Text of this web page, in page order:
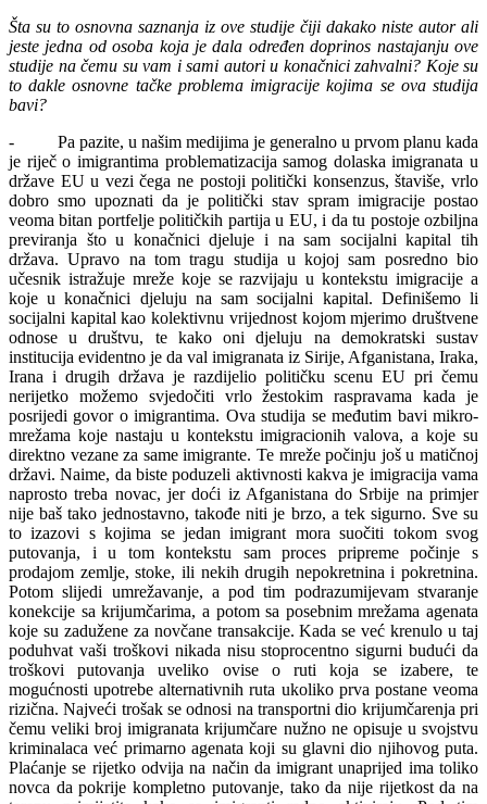
Šta su to osnovna saznanja iz ove studije čiji dakako niste autor ali
jeste jedna od osoba koja je dala određen doprinos nastajanju ove
studije na čemu su vam i sami autori u konačnici zahvalni? Koje su
to dakle osnovne tačke problema imigracije kojima se ova studija
bavi?
- Pa pazite, u našim medijima je generalno u prvom planu kada
je riječ o imigrantima problematizacija samog dolaska imigranata u
države EU u vezi čega ne postoji politički konsenzus, štaviše, vrlo
dobro smo upoznati da je politički stav spram imigracije postao
veoma bitan portfelje političkih partija u EU, i da tu postoje ozbiljna
previranja što u konačnici djeluje i na sam socijalni kapital tih
država. Upravo na tom tragu studija u kojoj sam posredno bio
učesnik istražuje mreže koje se razvijaju u kontekstu imigracije a
koje u konačnici djeluju na sam socijalni kapital. Definišemo li
socijalni kapital kao kolektivnu vrijednost kojom mjerimo društvene
odnose u društvu, te kako oni djeluju na demokratski sustav
institucija evidentno je da val imigranata iz Sirije, Afganistana, Iraka,
Irana i drugih država je razdijelio političku scenu EU pri čemu
nerijetko možemo svjedočiti vrlo žestokim raspravama kada je
posrijedi govor o imigrantima. Ova studija se međutim bavi mikro-
mrežama koje nastaju u kontekstu imigracionih valova, a koje su
direktno vezane za same imigrante. Te mreže počinju još u matičnoj
državi. Naime, da biste poduzeli aktivnosti kakva je imigracija vama
naprosto treba novac, jer doći iz Afganistana do Srbije na primjer
nije baš tako jednostavno, takođe niti je brzo, a tek sigurno. Sve su
to izazovi s kojima se jedan imigrant mora suočiti tokom svog
putovanja, i u tom kontekstu sam proces pripreme počinje s
prodajom zemlje, stoke, ili nekih drugih nepokretnina i pokretnina.
Potom slijedi umrežavanje, a pod tim podrazumijevam stvaranje
konekcije sa krijumčarima, a potom sa posebnim mrežama agenata
koje su zadužene za novčane transakcije. Kada se već krenulo u taj
poduhvat vaši troškovi nikada nisu stoprocentno sigurni budući da
troškovi putovanja uveliko ovise o ruti koja se izabere, te
mogućnosti upotrebe alternativnih ruta ukoliko prva postane veoma
rizična. Najveći trošak se odnosi na transportni dio krijumčarenja pri
čemu veliki broj imigranata krijumčare nužno ne opisuje u svojstvu
kriminalaca već primarno agenata koji su glavni dio njihovog puta.
Plaćanje se rijetko odvija na način da imigrant unaprijed ima toliko
novca da pokrije kompletno putovanje, tako da nije rijetkost da na